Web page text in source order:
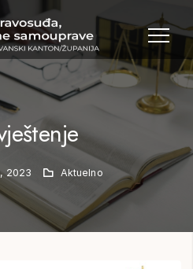
2023 Aktuelno